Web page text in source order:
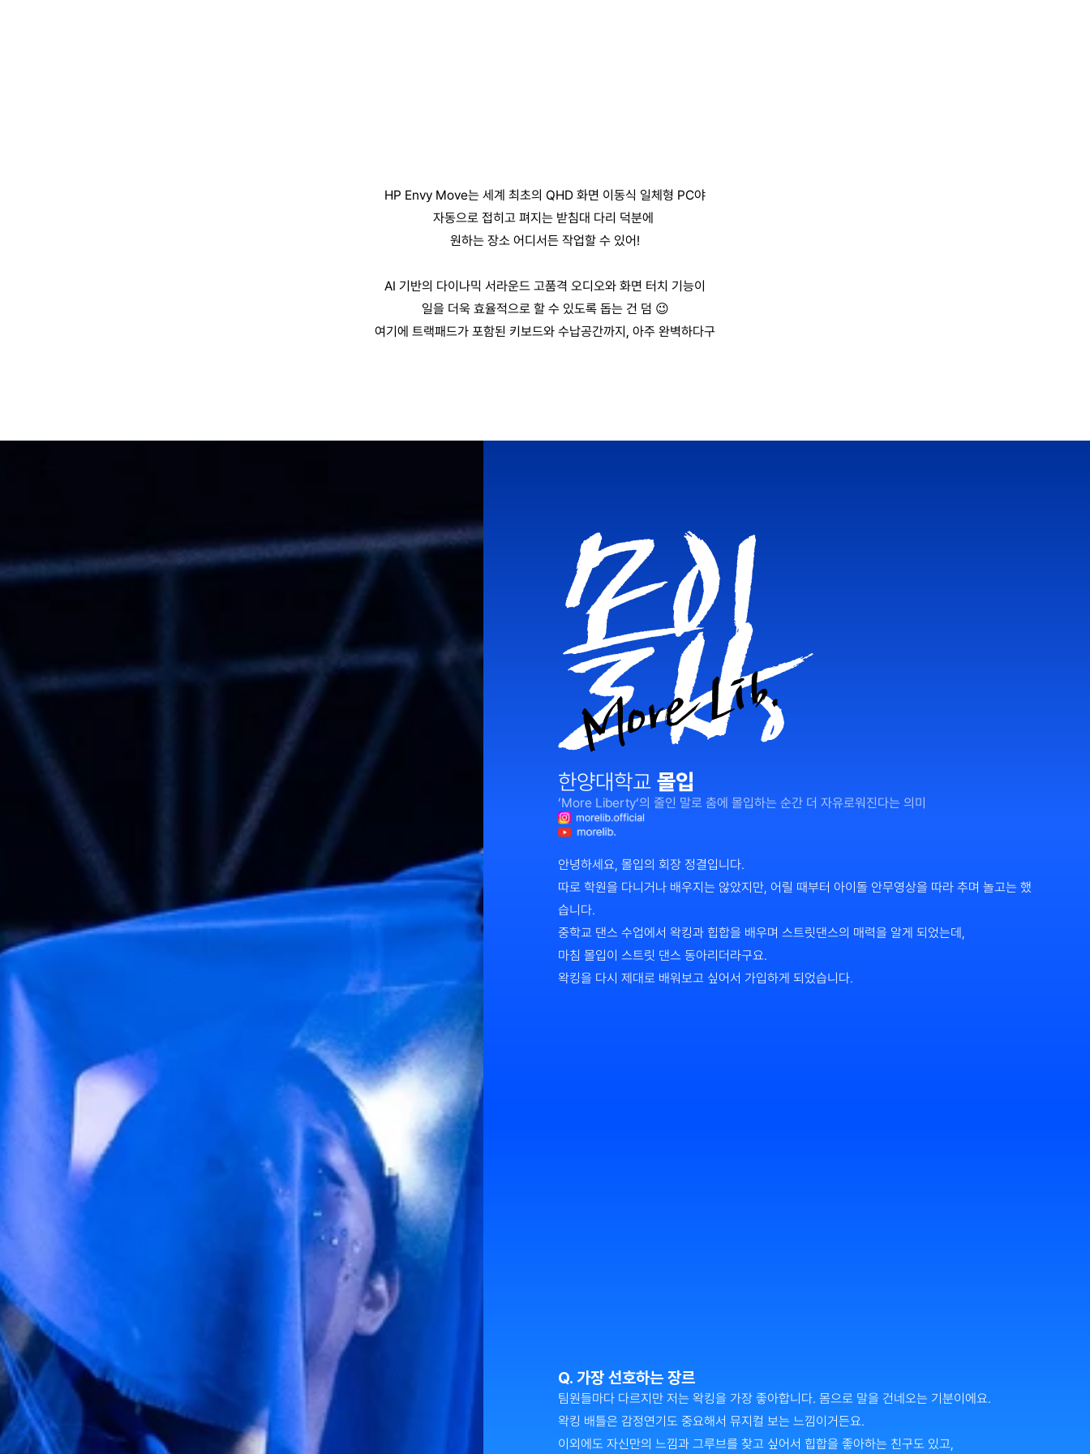
HP Envy Move는 세계 최초의 QHD 화면 이동식 일체형 PC야
자동으로 접히고 펴지는 받침대 다리 덕분에
원하는 장소 어디서든 작업할 수 있어!
AI 기반의 다이나믹 서라운드 고품격 오디오와 화면 터치 기능이
일을 더욱 효율적으로 할 수 있도록 돕는 건 덤 😉
여기에 트랙패드가 포함된 키보드와 수납공간까지, 아주 완벽하다구
한양대학교 몰입
’More Liberty‘의 줄인 말로 춤에 몰입하는 순간 더 자유로워진다는 의미
안녕하세요, 몰입의 회장 정결입니다.
따로 학원을 다니거나 배우지는 않았지만, 어릴 때부터 아이돌 안무영상을 따라 추며 놀고는 했
습니다.
중학교 댄스 수업에서 왁킹과 힙합을 배우며 스트릿댄스의 매력을 알게 되었는데,
마침 몰입이 스트릿 댄스 동아리더라구요.
왁킹을 다시 제대로 배워보고 싶어서 가입하게 되었습니다.
Q. 가장 선호하는 장르
팀원들마다 다르지만 저는 왁킹을 가장 좋아합니다. 몸으로 말을 건네오는 기분이에요.
왁킹 배틀은 감정연기도 중요해서 뮤지컬 보는 느낌이거든요.
이외에도 자신만의 느낌과 그루브를 찾고 싶어서 힙합을 좋아하는 친구도 있고,